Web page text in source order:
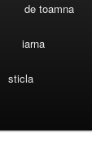
de toamna
iarna
sticla